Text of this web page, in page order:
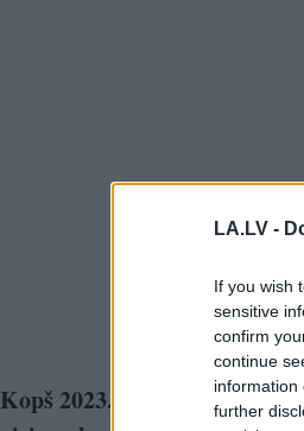
LA.LV -
If you wish
sensitive
confirm
continue
information
further
Kopš 2023. gada jūlija